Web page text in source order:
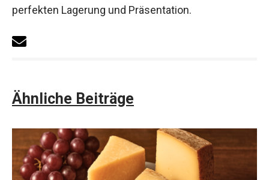
perfekten Lagerung und Präsentation.
Ähnliche Beiträge